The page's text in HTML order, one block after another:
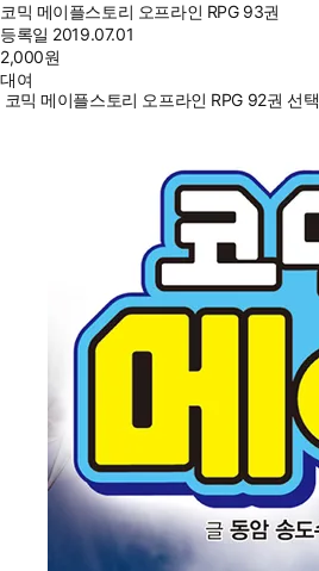
코믹 메이플스토리 오프라인 RPG 93권
등록일 2019.07.01
2,000원
대여
코믹 메이플스토리 오프라인 RPG 92권 선택